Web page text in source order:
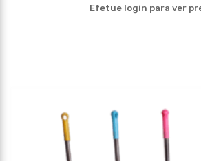
Efetue login para ver